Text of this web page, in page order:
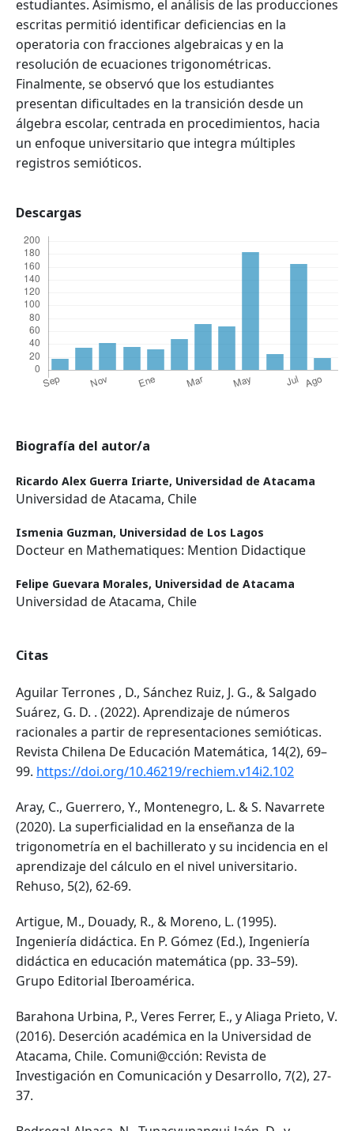
estudiantes. Asimismo, el análisis de las producciones
escritas permitió identificar deficiencias en la
operatoria con fracciones algebraicas y en la
resolución de ecuaciones trigonométricas.
Finalmente, se observó que los estudiantes
presentan dificultades en la transición desde un
álgebra escolar, centrada en procedimientos, hacia
un enfoque universitario que integra múltiples
registros semióticos.
Descargas
Biografía del autor/a
Ricardo Alex Guerra Iriarte, Universidad de Atacama
Universidad de Atacama, Chile
Ismenia Guzman, Universidad de Los Lagos
Docteur en Mathematiques: Mention Didactique
Felipe Guevara Morales, Universidad de Atacama
Universidad de Atacama, Chile
Citas
Aguilar Terrones , D., Sánchez Ruiz, J. G., & Salgado
Suárez, G. D. . (2022). Aprendizaje de números
racionales a partir de representaciones semióticas.
Revista Chilena De Educación Matemática, 14(2), 69–
99. https://doi.org/10.46219/rechiem.v14i2.102
Aray, C., Guerrero, Y., Montenegro, L. & S. Navarrete
(2020). La superficialidad en la enseñanza de la
trigonometría en el bachillerato y su incidencia en el
aprendizaje del cálculo en el nivel universitario.
Rehuso, 5(2), 62-69.
Artigue, M., Douady, R., & Moreno, L. (1995).
Ingeniería didáctica. En P. Gómez (Ed.), Ingeniería
didáctica en educación matemática (pp. 33–59).
Grupo Editorial Iberoamérica.
Barahona Urbina, P., Veres Ferrer, E., y Aliaga Prieto, V.
(2016). Deserción académica en la Universidad de
Atacama, Chile. Comuni@cción: Revista de
Investigación en Comunicación y Desarrollo, 7(2), 27-
37.